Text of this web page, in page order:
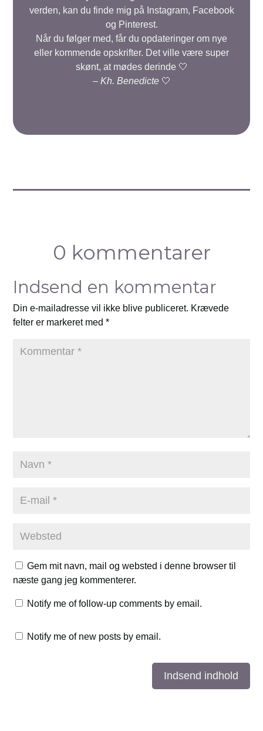
verden, kan du finde mig på Instagram, Facebook
og Pinterest.
Når du følger med, får du opdateringer om nye
eller kommende opskrifter. Det ville være super
skønt, at mødes derinde 🤍
– Kh. Benedicte🤍
0 kommentarer
Indsend en kommentar
Din e-mailadresse vil ikke blive publiceret. Krævede
felter er markeret med*
Gem mit navn, mail og websted i denne browser til
næste gang jeg kommenterer.
Notify me of follow-up comments by email.
Notify me of new posts by email.
Indsend indhold